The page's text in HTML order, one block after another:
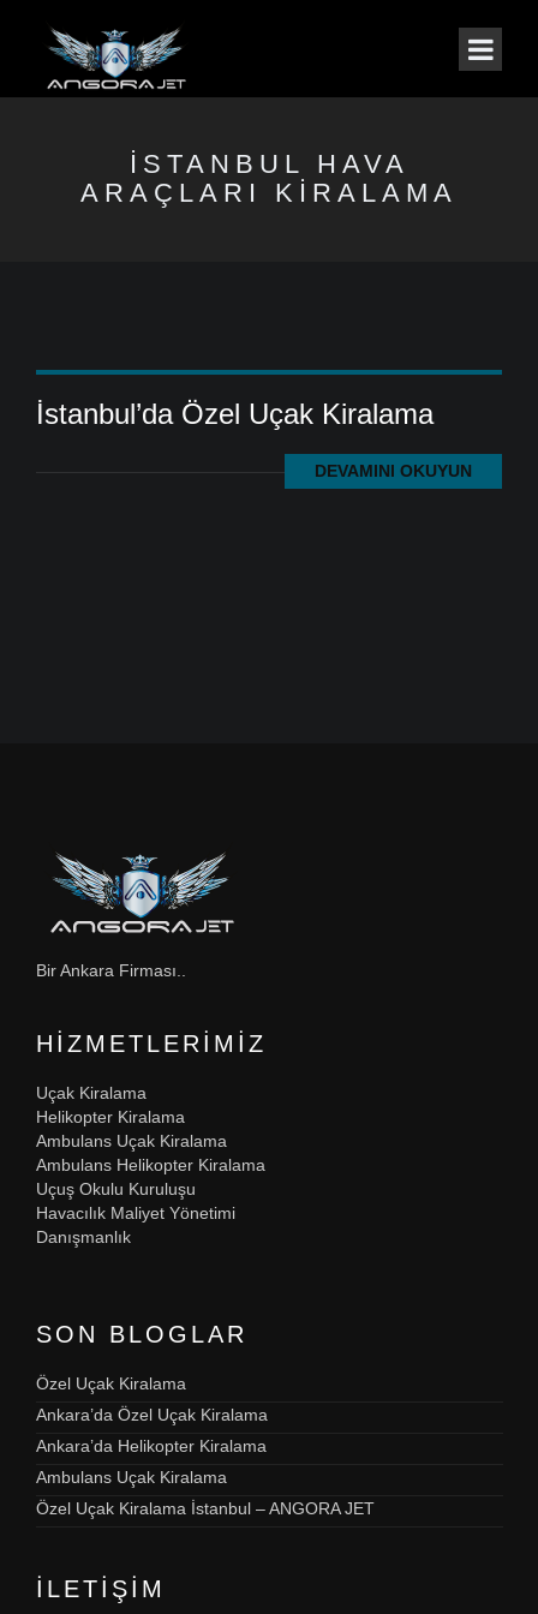
İSTANBUL HAVA
ARAÇLARI KIRALAMA
İstanbul’da Özel Uçak Kiralama
DEVAMINI OKUYUN
Bir Ankara Firması..
HIZMETLERIMIZ
Uçak Kiralama
Helikopter Kiralama
Ambulans Uçak Kiralama
Ambulans Helikopter Kiralama
Uçuş Okulu Kuruluşu
Havacılık Maliyet Yönetimi
Danışmanlık
SON BLOGLAR
Özel Uçak Kiralama
Ankara’da Özel Uçak Kiralama
Ankara’da Helikopter Kiralama
Ambulans Uçak Kiralama
Özel Uçak Kiralama İstanbul – ANGORA JET
İLETIŞIM